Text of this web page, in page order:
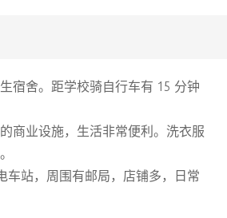
宿舍。距学校骑自行车有 15 分钟
商业设施，生活非常便利。洗衣服
车站，周围有邮局，店铺多，日常